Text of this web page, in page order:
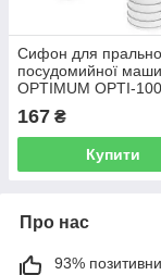
Сифон для
посудомийної
OPTIMUM OPTI-
пластик впуск 1 1/
000029709
167 ₴
Купити
Про нас
93%